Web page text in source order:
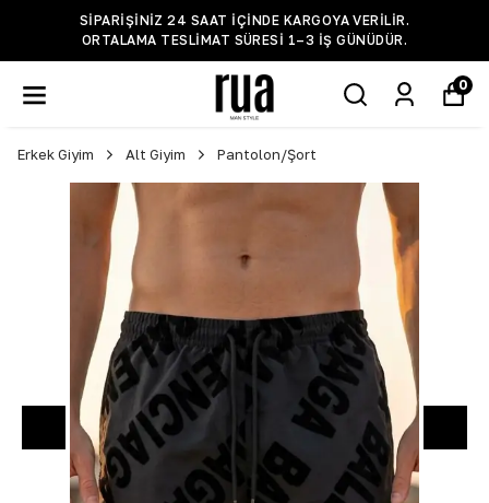
SIPARIŞINIZ 24 SAAT IÇINDE KARGOYA VERILIR.
ORTALAMA TESLIMAT SÜRESI 1–3 IŞ GÜNÜDÜR.
0
Erkek Giyim Alt Giyim Pantolon/Şort